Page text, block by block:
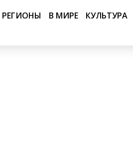
РЕГИОНЫ В МИРЕ КУЛЬТУРА